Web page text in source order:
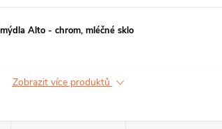
Alto - chrom, mléčné sklo
Zobrazit více produktů